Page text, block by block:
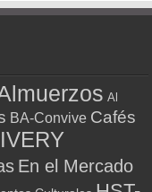
Al
BA-Convive Cafés
En el Mercado